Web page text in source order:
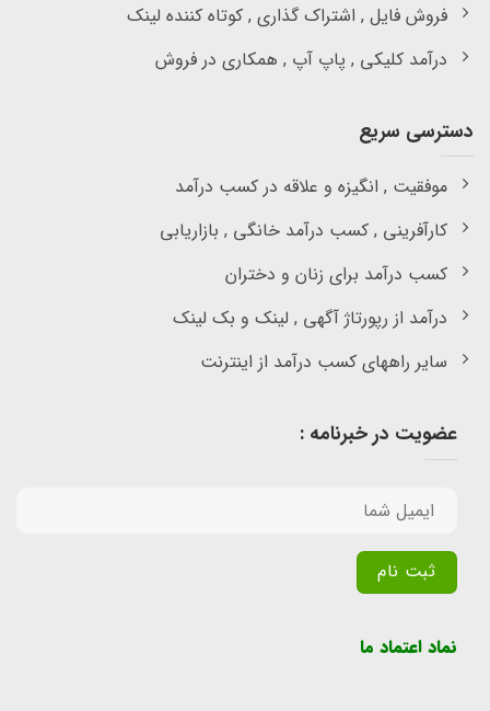
فروش فایل , اشتراک گذاری , کوتاه کننده لینک
درآمد کلیکی , پاپ آپ , همکاری در فروش
دسترسی سریع
موفقیت , انگیزه و علاقه در کسب درآمد
کارآفرینی , کسب درآمد خانگی , بازاریابی
کسب درآمد برای زنان و دختران
درآمد از رپورتاژ آگهی , لینک و بک لینک
سایر راههای کسب درآمد از اینترنت
عضویت در خبرنامه :
نماد اعتماد ما